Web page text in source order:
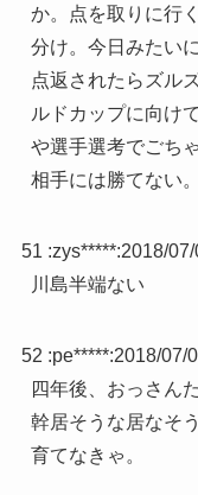
か。点を取りに行
分け。今日みたい
点返されたらズル
ルドカップに向け
や選手選考でごち
相手には勝てない。
51 :zys*****:2018/
川島半端ない
52 :pe*****:2018/07/
四年後、おっさん
幹居そうな居なそ
育てなきゃ。